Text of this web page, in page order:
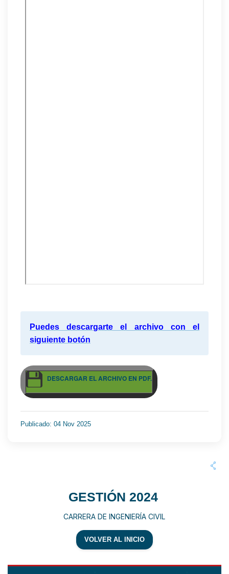
Puedes descargarte el archivo con el
siguiente botón
DESCARGAR EL ARCHIVO EN PDF.
Publicado: 04 Nov 2025
GESTIÓN 2024
CARRERA DE INGENIERÍA CIVIL
VOLVER AL INICIO